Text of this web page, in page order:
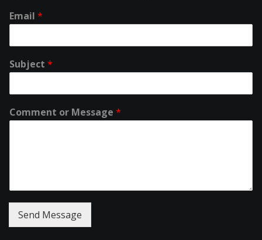
Email *
Subject *
Comment or Message *
Send Message